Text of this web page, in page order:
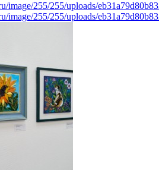
image/255/255/uploads/
image/255/255/uploads/